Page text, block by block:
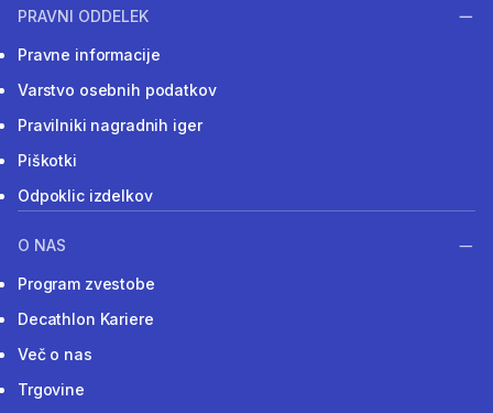
PRAVNI ODDELEK
Pravne informacije
Varstvo osebnih podatkov
Pravilniki nagradnih iger
Piškotki
Odpoklic izdelkov
O NAS
Program zvestobe
Decathlon Kariere
Več o nas
Trgovine